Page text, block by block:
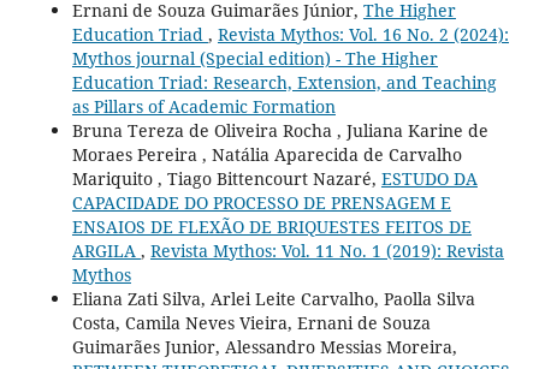
Ernani de Souza Guimarães Júnior, The Higher
Education Triad , Revista Mythos: Vol. 16 No. 2 (2024):
Mythos journal (Special edition) - The Higher
Education Triad: Research, Extension, and Teaching
as Pillars of Academic Formation
Bruna Tereza de Oliveira Rocha , Juliana Karine de
Moraes Pereira , Natália Aparecida de Carvalho
Mariquito , Tiago Bittencourt Nazaré, ESTUDO DA
CAPACIDADE DO PROCESSO DE PRENSAGEM E
ENSAIOS DE FLEXÃO DE BRIQUESTES FEITOS DE
ARGILA , Revista Mythos: Vol. 11 No. 1 (2019): Revista
Mythos
Eliana Zati Silva, Arlei Leite Carvalho, Paolla Silva
Costa, Camila Neves Vieira, Ernani de Souza
Guimarães Junior, Alessandro Messias Moreira,